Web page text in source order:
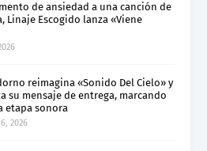
de ansiedad a una canción de
Linaje Escogido lanza «Viene
reimagina «Sonido Del Cielo» y
su mensaje de entrega, marcando
etapa sonora
2026